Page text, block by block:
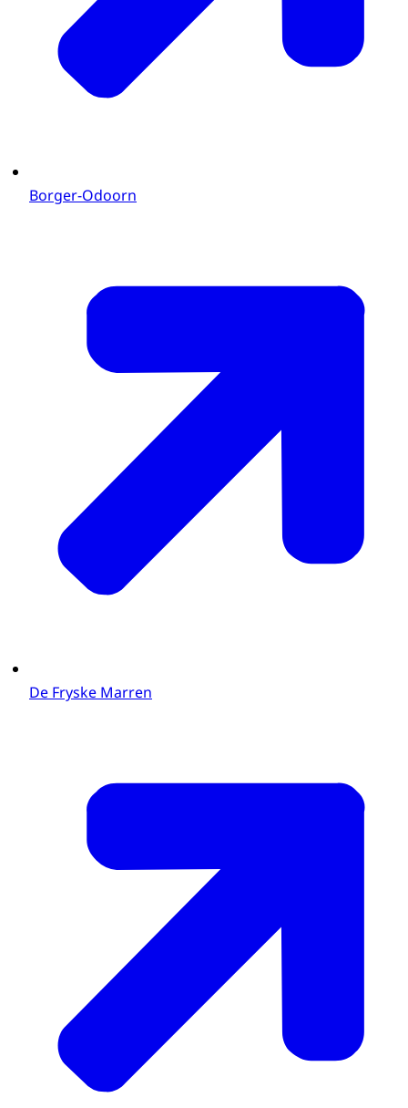
Borger-Odoorn
De Fryske Marren